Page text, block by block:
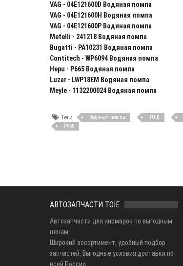
VAG - 04E121600D Водяная помпа
VAG - 04E121600H Водяная помпа
VAG - 04E121600P Водяная помпа
Metelli - 241218 Водяная помпа
Bugatti - PA10231 Водяная помпа
Contitech - WP6094 Водяная помпа
Hepu - P665 Водяная помпа
Luzar - LWP18EM Водяная помпа
Meyle - 1132200024 Водяная помпа
Теги Водяная помпа TOIE
P665
АВТОЗАПЧАСТИ TOIE
Автозапчасти для иномарок по выгодным
ценам.
Широкий ассортимент, удобный подбор
запчастей. Выгодные условия доставки по
всей России.